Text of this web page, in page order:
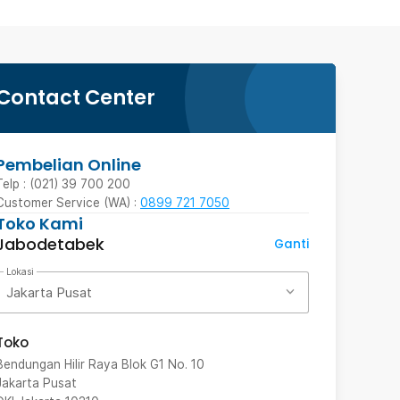
Center
Online
: (021) 39 700 200
Service (WA) : 0899 721 7050
Kami
Ganti
Lokasi
Jakarta Pusat
Hilir Raya Blok G1 No. 10
Pusat